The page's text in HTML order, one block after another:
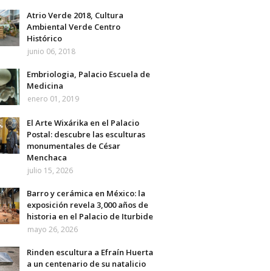
Atrio Verde 2018, Cultura
Ambiental Verde Centro
Histórico
junio 06, 2018
Embriologia, Palacio Escuela de
Medicina
enero 01, 2019
El Arte Wixárika en el Palacio
Postal: descubre las esculturas
monumentales de César
Menchaca
julio 15, 2026
Barro y cerámica en México: la
exposición revela 3,000 años de
historia en el Palacio de Iturbide
mayo 26, 2026
Rinden escultura a Efraín Huerta
a un centenario de su natalicio